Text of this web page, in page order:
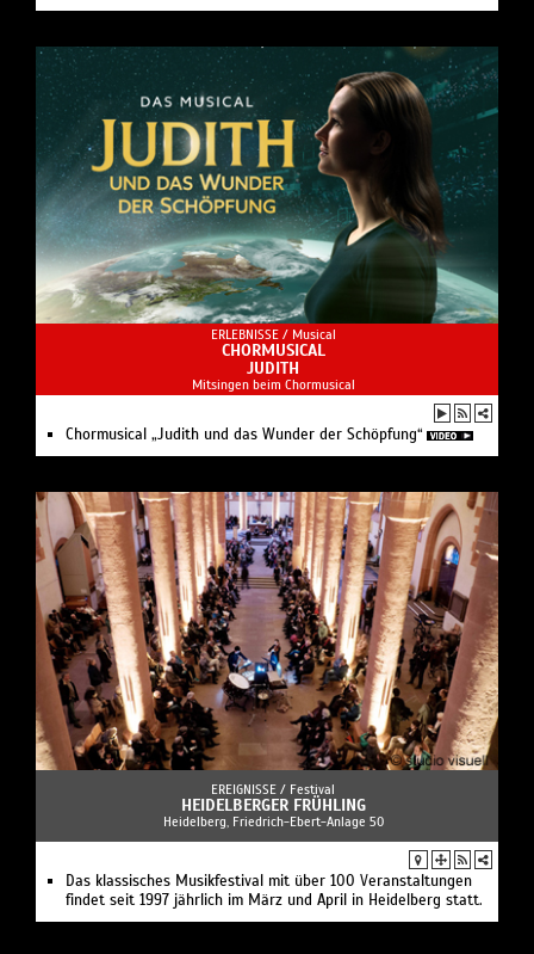
ERLEBNISSE / Musical
CHORMUSICAL
JUDITH
Mitsingen beim Chormusical
Chormusical „Judith und das Wunder der Schöpfung“
EREIGNISSE / Festival
HEIDELBERGER FRÜHLING
Heidelberg, Friedrich-Ebert-Anlage 50
Das klassisches Musikfestival mit über 100 Veranstaltungen
findet seit 1997 jährlich im März und April in Heidelberg statt.